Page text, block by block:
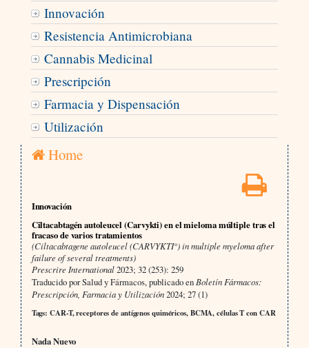
Innovación
Resistencia Antimicrobiana
Cannabis Medicinal
Prescripción
Farmacia y Dispensación
Utilización
Home
Innovación
Ciltacabtagén autoleucel (Carvykti) en el mieloma múltiple tras el
fracaso de varios tratamientos
(Ciltacabtagene autoleucel (CARVYKTI°) in multiple myeloma after
failure of several treatments)
Prescrire International2023; 32 (253): 259
Traducido por Salud y Fármacos, publicado en Boletín Fármacos:
Prescripción, Farmacia y Utilización2024; 27 (1)
Tags: CAR-T, receptores de antígenos quiméricos, BCMA, células T con CAR
Nada Nuevo